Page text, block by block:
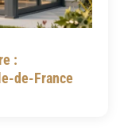
:
de-France